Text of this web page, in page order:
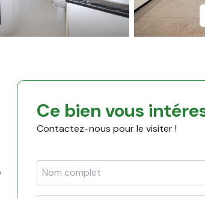
Ce bien vous
Contactez-nous pour le visiter !